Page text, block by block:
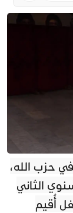
حزب الله،
الثاني
أُقيم